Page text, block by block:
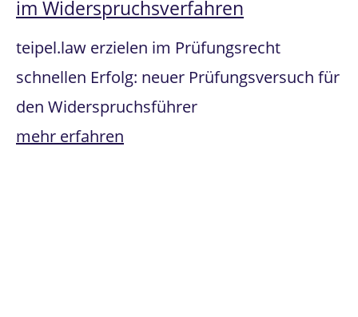
im Widerspruchsverfahren
teipel.law erzielen im Prüfungsrecht
schnellen Erfolg: neuer Prüfungsversuch für
den Widerspruchsführer
mehr erfahren